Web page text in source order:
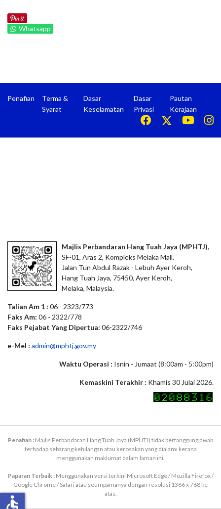
Whatsapp
Penafian
Terma &
Syarat
Dasar
Keselamatan
Dasar
Privasi
Pautan
Kerajaan
Majlis Perbandaran Hang Tuah Jaya (MPHTJ),
SF-01, Aras 2, Kompleks Melaka Mall,
Jalan Tun Abdul Razak - Lebuh Ayer Keroh,
Hang Tuah Jaya, 75450, Ayer Keroh,
Melaka, Malaysia.
Talian Am 1 : 06 - 2323/773
Faks Am: 06 - 2322/778
Faks Pejabat Yang Dipertua: 06-2322/746
e-Mel : admin@mphtj.gov.my
Waktu Operasi : Isnin - Jumaat (8:00am - 5:00pm)
Kemaskini Terakhir : Khamis 30 Julai 2026.
Penafian : Majlis Perbandaran Hang Tuah Jaya (MPHTJ) tidak bertanggungjawab
terhadap sebarang kehilangan atau kerosakan yang dialami kerana
menggunakan maklumat dalam laman ini.
Paparan Terbaik :Menggunakan versi terkini Microsoft Edge / Mozilla Firefox /
Google Chrome / Safari atau seumpamanya dengan resolusi 1366 x 768 ke
atas.
accessible